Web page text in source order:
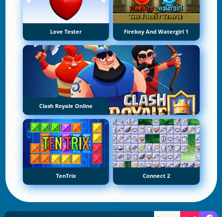
Love Tester Fireboy And Watergirl 1
Clash Royale Online
TenTrix Connect 2